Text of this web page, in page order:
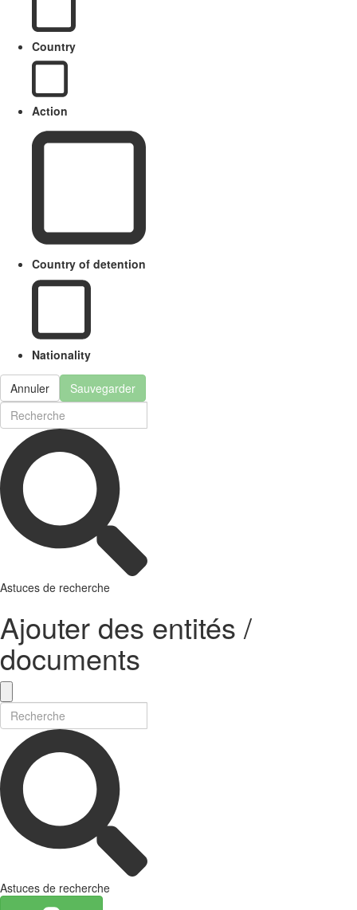
Country
Action
Country of detention
Nationality
Annuler Sauvegarder
Astuces de recherche
Ajouter des entités /
documents
Astuces de recherche